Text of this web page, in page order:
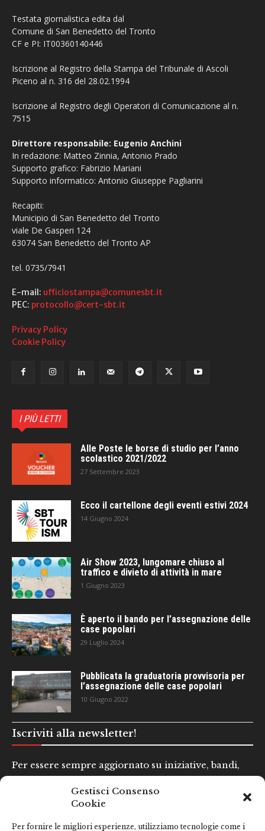
Gestisci Consenso
Cookie
Per fornire le migliori esperienze, utilizziamo tecnologie come i
Testata giornalistica edita dal
Comune di San Benedetto del Tronto
CF e PI: IT00360140446
Iscrizione al Registro della Stampa del Tribunale di Ascoli
Piceno al n. 316 del 28.02.1994
Iscrizione al Registro degli Operatori di Comunicazione al n.
7515
Direttore responsabile: Eugenio Anchini
In redazione: Matteo Zinnia, Antonio Prado
Supporto grafico: Fabrizio Mariani
Supporto informatico: Antonio Giuseppe Pagliarini
Recapiti:
Municipio di San Benedetto del Tronto
viale De Gasperi 124
63074 San Benedetto del Tronto AP
tel. 0735/7941
E-mail: ufficiostampa@comunesbt.it
PEC: protocollo@cert-sbt.it
Privacy Policy
Cookie Policy
I PIÙ LETTI
Alle Poste le borse di studio per l’anno
scolastico 2021/2022
27 Settembre 2023
Ecco il cartellone degli eventi estivi 2024
14 Giugno 2024
Air Show 2023, lungomare chiuso al
traffico e divieto di attività in mare
1 Giugno 2023
È aperto il bando per l’assegnazione delle
case popolari
29 Luglio 2024
Pubblicata la graduatoria provvisoria per
l’assegnazione delle case popolari
10 Giugno 2022
Iscriviti alla newsletter!
Per essere sempre aggiornato su iniziative, bandi,